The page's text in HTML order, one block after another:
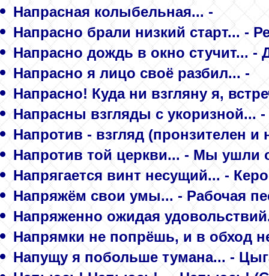
Напрасная колыбельная... -
Напрасно брали низкий старт... -
Напрасно дождь в окно стучит... -
Напрасно я лицо своё разбил... -
Напрасно! Куда ни взгляну я,
Напрасны взгляды с укоризной... -
Напротив - взгляд (пронзителен и
Напротив той церкви... - Мы ушли
Напрягается винт несущий... -
Напряжём свои умы... - Рабочая
Напряженно ожидая
Напрямки не попрёшь, и в обход
Напущу я побольше тумана... -